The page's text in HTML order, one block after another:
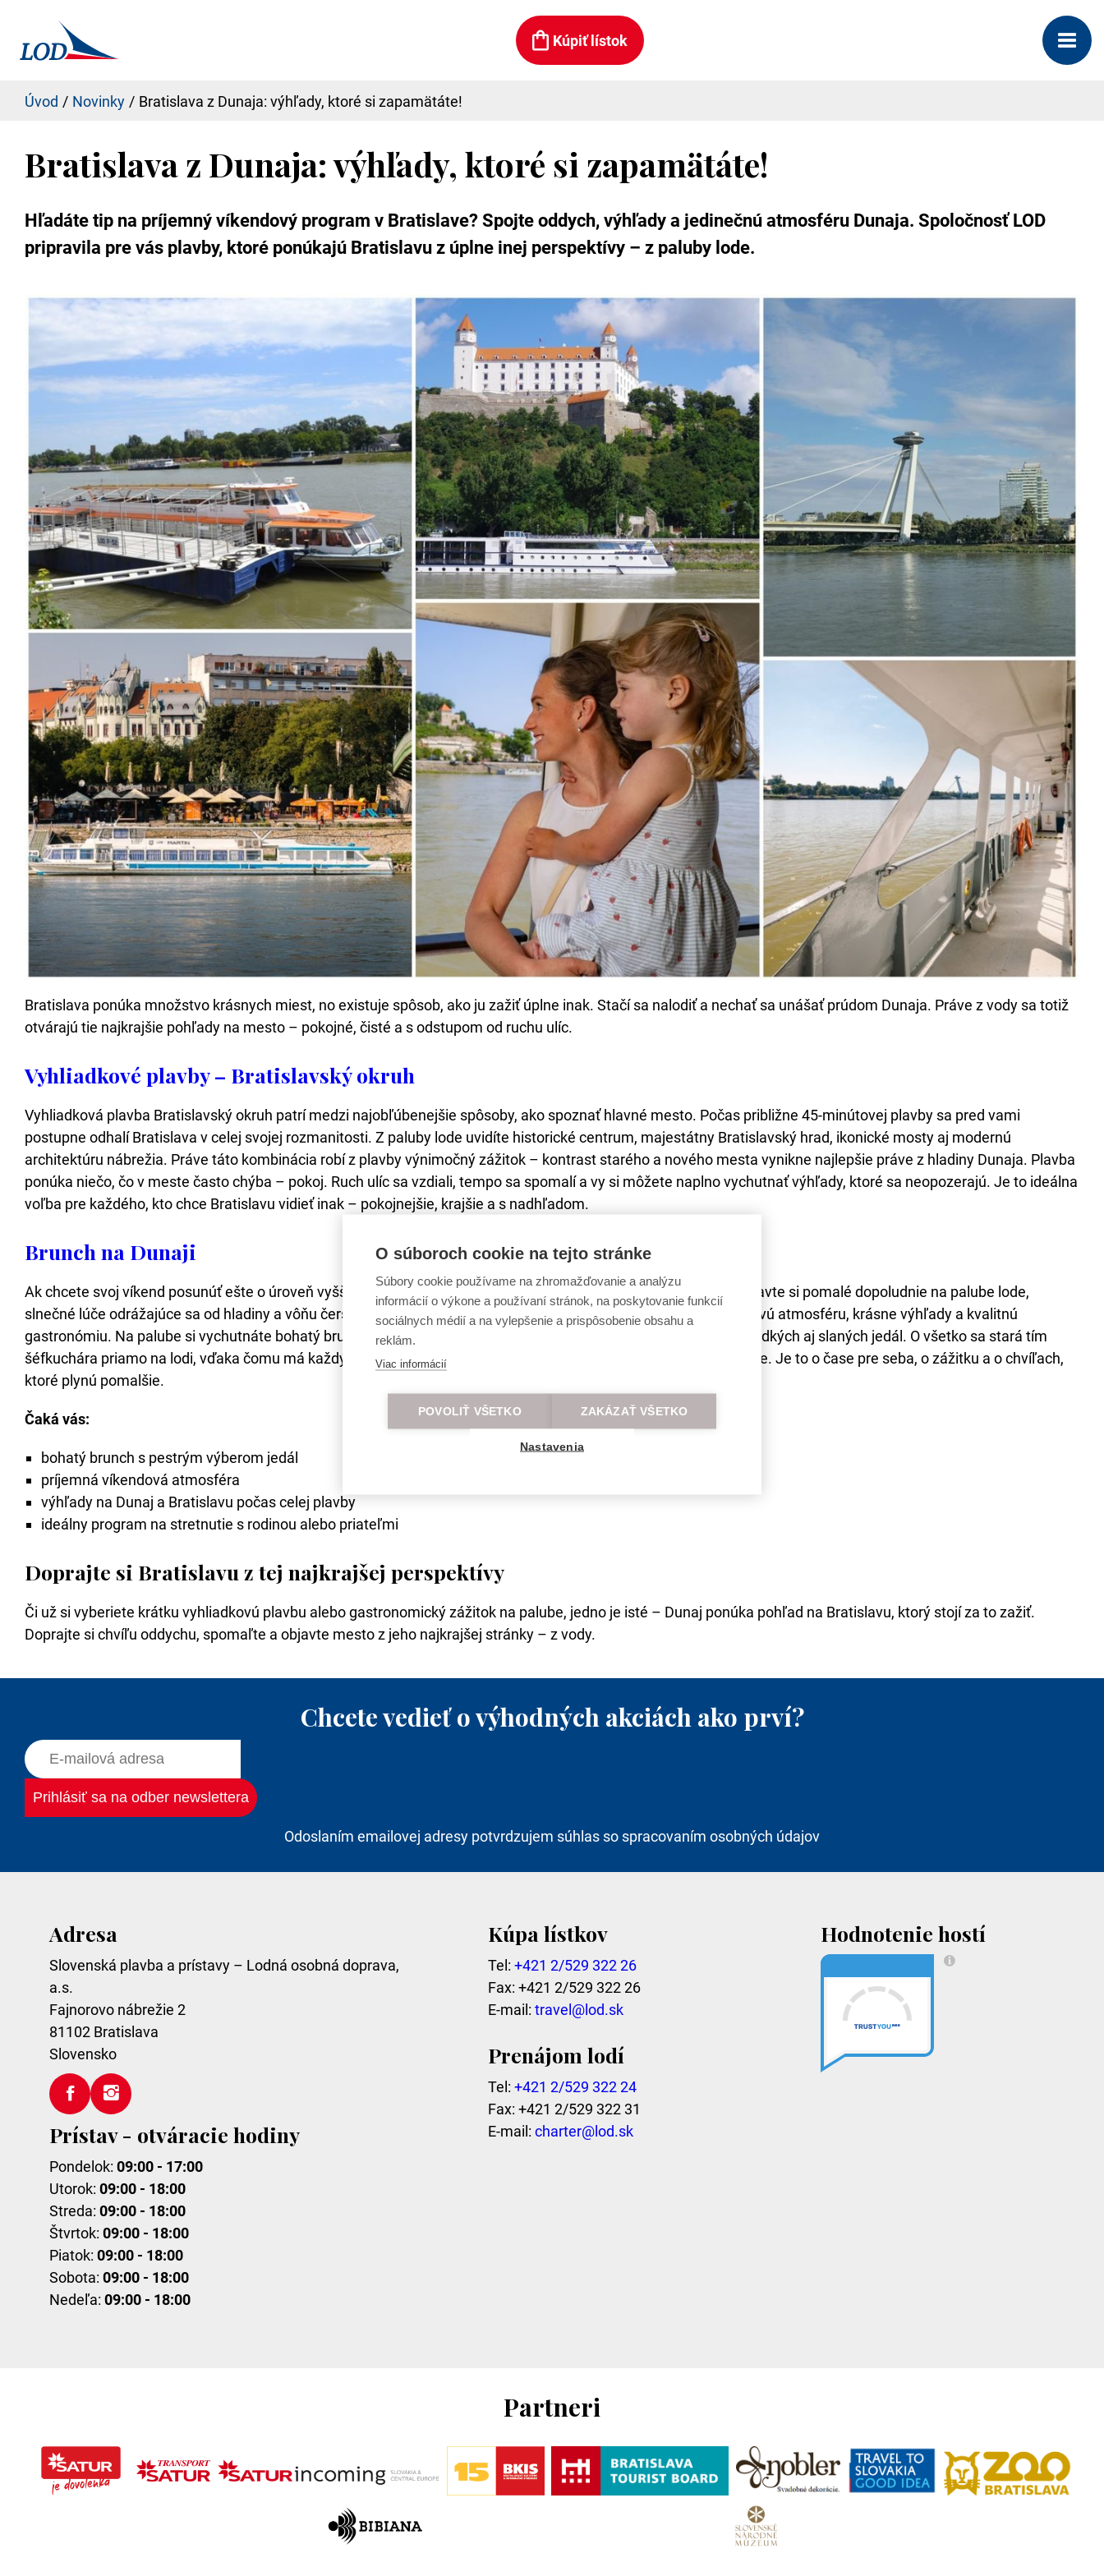
Kúpiť lístok
Úvod Novinky Bratislava z Dunaja: výhľady, ktoré si zapamätáte!
Bratislava z Dunaja: výhľady, ktoré si zapamätáte!
Hľadáte tip na príjemný víkendový program v Bratislave? Spojte oddych, výhľady a jedinečnú atmosféru Dunaja. Spoločnosť LOD
pripravila pre vás plavby, ktoré ponúkajú Bratislavu z úplne inej perspektívy – z paluby lode.
Bratislava ponúka množstvo krásnych miest, no existuje spôsob, ako ju zažiť úplne inak. Stačí sa nalodiť a nechať sa unášať prúdom Dunaja. Práve z vody sa totiž
otvárajú tie najkrajšie pohľady na mesto – pokojné, čisté a s odstupom od ruchu ulíc.
Vyhliadkové plavby – Bratislavský okruh
Vyhliadková plavba Bratislavský okruh patrí medzi najobľúbenejšie spôsoby, ako spoznať hlavné mesto. Počas približne 45-minútovej plavby sa pred vami
postupne odhalí Bratislava v celej svojej rozmanitosti. Z paluby lode uvidíte historické centrum, majestátny Bratislavský hrad, ikonické mosty aj modernú
architektúru nábrežia. Práve táto kombinácia robí z plavby výnimočný zážitok – kontrast starého a nového mesta vynikne najlepšie práve z hladiny Dunaja. Plavba
ponúka niečo, čo v meste často chýba – pokoj. Ruch ulíc sa vzdiali, tempo sa spomalí a vy si môžete naplno vychutnať výhľady, ktoré sa neopozerajú. Je to ideálna
voľba pre každého, kto chce Bratislavu vidieť inak – pokojnejšie, krajšie a s nadhľadom.
Brunch na Dunaji
Ak chcete svoj víkend posunúť ešte o úroveň vyššie, Brunch na Dunaji je presne ten zážitok, ktorý hľadáte. Predstavte si pomalé dopoludnie na palube lode,
slnečné lúče odrážajúce sa od hladiny a vôňu čerstvo pripraveného jedla. Táto plavba spája to najlepšie – pohodovú atmosféru, krásne výhľady a kvalitnú
gastronómiu. Na palube si vychutnáte bohatý brunch pripravený z čerstvých surovín, ktorý ponúka kombináciu sladkých aj slaných jedál. O všetko sa stará tím
šéfkuchára priamo na lodi, vďaka čomu má každý chod autentickú chuť a kvalitu. Brunch na Dunaji nie je len o jedle. Je to o čase pre seba, o zážitku a o chvíľach,
ktoré plynú pomalšie.
Čaká vás:
bohatý brunch s pestrým výberom jedál
príjemná víkendová atmosféra
výhľady na Dunaj a Bratislavu počas celej plavby
ideálny program na stretnutie s rodinou alebo priateľmi
Doprajte si Bratislavu z tej najkrajšej perspektívy
Či už si vyberiete krátku vyhliadkovú plavbu alebo gastronomický zážitok na palube, jedno je isté – Dunaj ponúka pohľad na Bratislavu, ktorý stojí za to zažiť.
Doprajte si chvíľu oddychu, spomaľte a objavte mesto z jeho najkrajšej stránky – z vody.
Chcete vedieť o výhodných akciách ako prví?
Odoslaním emailovej adresy potvrdzujem súhlas so spracovaním osobných údajov
Adresa
Slovenská plavba a prístavy – Lodná osobná doprava,
a.s.
Fajnorovo nábrežie 2
81102 Bratislava
Slovensko
Prístav - otváracie hodiny
Pondelok: 09:00 - 17:00
Utorok: 09:00 - 18:00
Streda: 09:00 - 18:00
Štvrtok: 09:00 - 18:00
Piatok: 09:00 - 18:00
Sobota: 09:00 - 18:00
Nedeľa: 09:00 - 18:00
Kúpa lístkov
Tel: +421 2/529 322 26
Fax: +421 2/529 322 26
E-mail: travel@lod.sk
Prenájom lodí
Tel: +421 2/529 322 24
Fax: +421 2/529 322 31
E-mail: charter@lod.sk
Hodnotenie hostí
Partneri
O súboroch cookie na tejto stránke
Súbory cookie používame na zhromažďovanie a analýzu
informácií o výkone a používaní stránok, na poskytovanie funkcií
sociálnych médií a na vylepšenie a prispôsobenie obsahu a
reklám.
Viac informácií
POVOLIŤ VŠETKO ZAKÁZAŤ VŠETKO
Nastavenia